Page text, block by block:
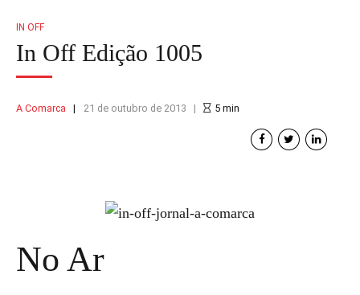
IN OFF
In Off Edição 1005
A Comarca 21 de outubro de 2013 5 min
No Ar